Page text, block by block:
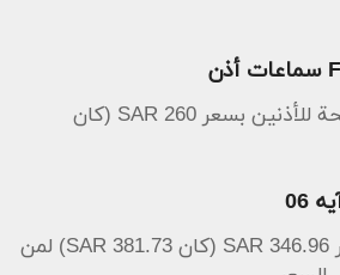
سماعات لاسلكية مريحة للأذنين بسعر 260 SAR (كان
هاتف ذكي متاح بسعر 346.96 SAR (كان 381.73 SAR) لمن